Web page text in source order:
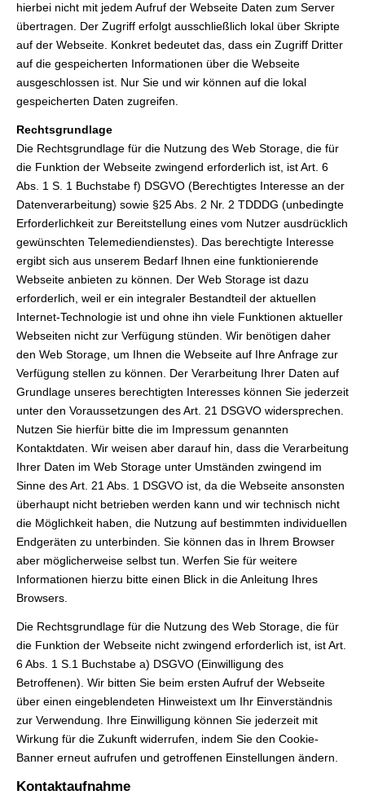
hierbei nicht mit jedem Aufruf der Webseite Daten zum Server
übertragen. Der Zugriff erfolgt ausschließlich lokal über Skripte
auf der Webseite. Konkret bedeutet das, dass ein Zugriff Dritter
auf die gespeicherten Informationen über die Webseite
ausgeschlossen ist. Nur Sie und wir können auf die lokal
gespeicherten Daten zugreifen.
Rechtsgrundlage
Die Rechtsgrundlage für die Nutzung des Web Storage, die für
die Funktion der Webseite zwingend erforderlich ist, ist Art. 6
Abs. 1 S. 1 Buchstabe f) DSGVO (Berechtigtes Interesse an der
Datenverarbeitung) sowie §25 Abs. 2 Nr. 2 TDDDG (unbedingte
Erforderlichkeit zur Bereitstellung eines vom Nutzer ausdrücklich
gewünschten Telemediendienstes). Das berechtigte Interesse
ergibt sich aus unserem Bedarf Ihnen eine funktionierende
Webseite anbieten zu können. Der Web Storage ist dazu
erforderlich, weil er ein integraler Bestandteil der aktuellen
Internet-Technologie ist und ohne ihn viele Funktionen aktueller
Webseiten nicht zur Verfügung stünden. Wir benötigen daher
den Web Storage, um Ihnen die Webseite auf Ihre Anfrage zur
Verfügung stellen zu können. Der Verarbeitung Ihrer Daten auf
Grundlage unseres berechtigten Interesses können Sie jederzeit
unter den Voraussetzungen des Art. 21 DSGVO widersprechen.
Nutzen Sie hierfür bitte die im Impressum genannten
Kontaktdaten. Wir weisen aber darauf hin, dass die Verarbeitung
Ihrer Daten im Web Storage unter Umständen zwingend im
Sinne des Art. 21 Abs. 1 DSGVO ist, da die Webseite ansonsten
überhaupt nicht betrieben werden kann und wir technisch nicht
die Möglichkeit haben, die Nutzung auf bestimmten individuellen
Endgeräten zu unterbinden. Sie können das in Ihrem Browser
aber möglicherweise selbst tun. Werfen Sie für weitere
Informationen hierzu bitte einen Blick in die Anleitung Ihres
Browsers.
Die Rechtsgrundlage für die Nutzung des Web Storage, die für
die Funktion der Webseite nicht zwingend erforderlich ist, ist Art.
6 Abs. 1 S.1 Buchstabe a) DSGVO (Einwilligung des
Betroffenen). Wir bitten Sie beim ersten Aufruf der Webseite
über einen eingeblendeten Hinweistext um Ihr Einverständnis
zur Verwendung. Ihre Einwilligung können Sie jederzeit mit
Wirkung für die Zukunft widerrufen, indem Sie den Cookie-
Banner erneut aufrufen und getroffenen Einstellungen ändern.
Kontaktaufnahme